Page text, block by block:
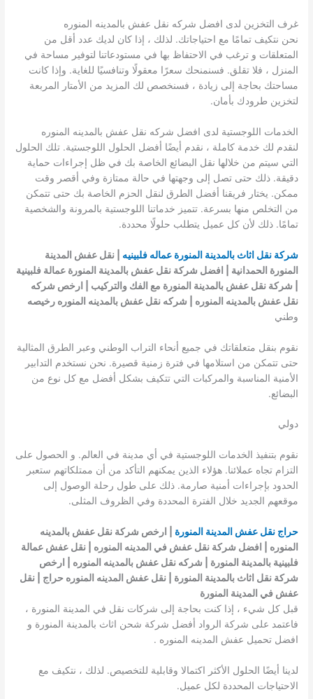
غرف التخزين لدى افضل شركه نقل عفش بالمدينه المنوره
نحن نتكيف تمامًا مع احتياجاتك. لذلك ، إذا كان لديك عدد أقل من
المتعلقات و ترغب في الاحتفاظ بها في مستودعاتنا لتوفير مساحة في
المنزل ، فلا تقلق. فسنمنحك سعرًا معقولًا وتنافسيًا للغاية. وإذا كانت
مساحتك بحاجة إلى زيادة ، فسنخصص لك المزيد من الأمتار المربعة
لتخزين طرودك بأمان.
الخدمات اللوجستية لدى افضل شركه نقل عفش بالمدينه المنوره
لنقدم لك خدمة كاملة ، نقدم أيضًا أفضل الحلول اللوجستية. تلك الحلول
التي سيتم من خلالها نقل البضائع الخاصة بك في ظل إجراءات حماية
دقيقة. ذلك حتى تصل إلى وجهتها في حالة ممتازة وفي أقصر وقت
ممكن. يختار فريقنا أفضل الطرق لنقل الحزم الخاصة بك حتى تتمكن
من التخلص منها بسرعة. تتميز خدماتنا اللوجستية بالمرونة والشخصية
تمامًا. ذلك لأن كل عميل يتطلب حلولًا محددة.
شركة نقل اثاث بالمدينة المنورة عماله فلبينيه | نقل عفش المدينة
المنورة الحمدانية | افضل شركة نقل عفش بالمدينة المنورة عمالة فلبينية
| شركة نقل عفش بالمدينة المنورة مع الفك والتركيب
ارخص شركه
نقل عفش بالمدينه المنوره | شركه نقل عفش بالمدينه المنوره رخيصه
وطني
نقوم بنقل متعلقاتك في جميع أنحاء التراب الوطني وعبر الطرق المثالية
حتى تتمكن من استلامها في فترة زمنية قصيرة. نحن نستخدم التدابير
الأمنية المناسبة والمركبات التي تتكيف بشكل أفضل مع كل نوع من
البضائع.
دولي
نقوم بتنفيذ الخدمات اللوجستية في أي مدينة في العالم. و الحصول على
التزام تجاه عملائنا. هؤلاء الذين يمكنهم التأكد من أن ممتلكاتهم ستعبر
الحدود بإجراءات أمنية صارمة. ذلك على طول رحلة الوصول إلى
موقعهم الجديد خلال الفترة المحددة وفي الظروف المثلى.
حراج نقل عفش المدينة المنورة
ارخص شركة نقل عفش بالمدينه
المنوره | افضل شركة نقل عفش في المدينه المنوره | نقل عفش عمالة
فلبينية بالمدينة المنورة | شركه نقل عفش بالمدينه المنوره | ارخص
شركة نقل اثاث بالمدينة المنورة | نقل عفش المدينه المنوره حراج | نقل
عفش في المدينة المنورة
قبل كل شيء ، إذا كنت بحاجة إلى شركات نقل في المدينة المنورة ،
فاعتمد على شركة الرواد أفضل شركة شحن اثاث بالمدينة المنورة و
افضل تحميل عفش المدينه المنوره .
لدينا أيضًا الحلول الأكثر اكتمالا وقابلية للتخصيص. لذلك ، نتكيف مع
الاحتياجات المحددة لكل عميل.